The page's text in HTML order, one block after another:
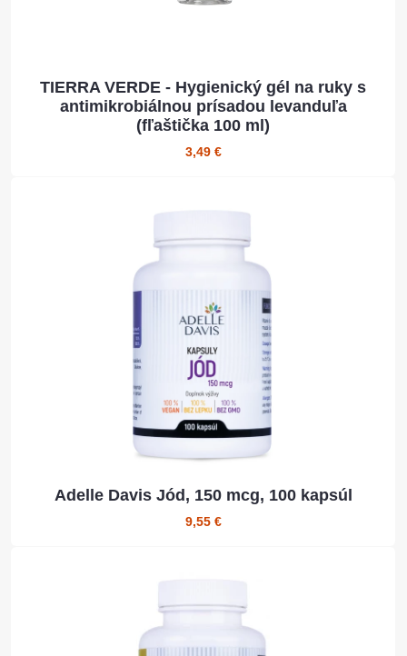
TIERRA VERDE - Hygienický gél na ruky s
antimikrobiálnou prísadou levanduľa
(fľaštička 100 ml)
3,49 €
Adelle Davis Jód, 150 mcg, 100 kapsúl
9,55 €